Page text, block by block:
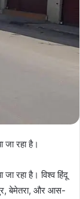
रहा है।
रहा है। विश्व हिंदू
बेमेतरा, और आस-